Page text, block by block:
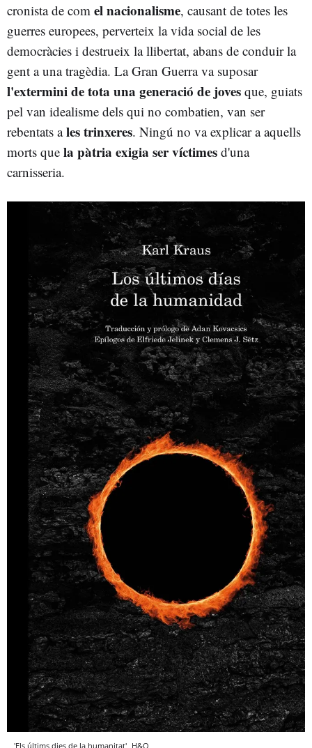
cronista de com el nacionalisme, causant de totes les
guerres europees, perverteix la vida social de les
democràcies i destrueix la llibertat, abans de conduir la
gent a una tragèdia. La Gran Guerra va suposar
l'extermini de tota una generació de joves que, guiats
pel van idealisme dels qui no combatien, van ser
rebentats ales trinxeres. Ningú no va explicar a aquells
morts que la pàtria exigia ser víctimes d'una
carnisseria.
'Els últims dies de la humanitat' H&O